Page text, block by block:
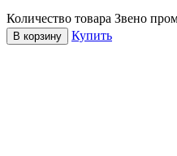
Количество товара Звено
В корзину Купить